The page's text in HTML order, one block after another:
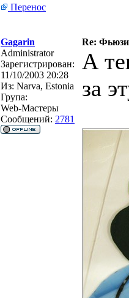
Перенос
Gagarin
Re:
Administrator
Зарегистрирован:
11/10/2003 20:28
Из: Narva, Estonia
Група:
Web-Мастеры
Сообщений: 2781
А
за